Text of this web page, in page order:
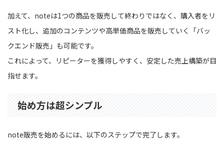
加えて、noteは1つの商品を販売して終わりではなく、購入者をリ
スト化し、追加のコンテンツや高単価商品を販売していく「バッ
クエンド販売」も可能です。
これによって、リピーターを獲得しやすく、安定した売上構築が目
指せます。
始め方は超シンプル
note販売を始めるには、以下のステップで完了します。